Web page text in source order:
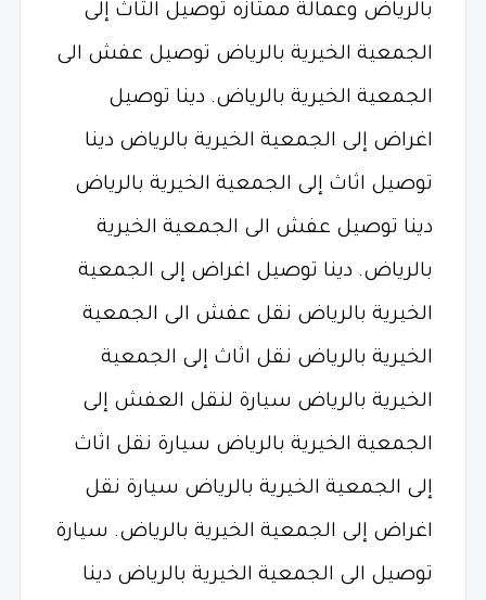
بالرياض وعمالة ممتازه توصيل الثاث إلى
الجمعية الخيرية بالرياض توصيل عفش الى
الجمعية الخيرية بالرياض. دينا توصيل
اغراض إلى الجمعية الخيرية بالرياض دينا
توصيل اثاث إلى الجمعية الخيرية بالرياض
دينا توصيل عفش الى الجمعية الخيرية
بالرياض. دينا توصيل اغراض إلى الجمعية
الخيرية بالرياض نقل عفش الى الجمعية
الخيرية بالرياض نقل اثاث إلى الجمعية
الخيرية بالرياض سيارة لنقل العفش إلى
الجمعية الخيرية بالرياض سيارة نقل اثاث
إلى الجمعية الخيرية بالرياض سيارة نقل
اغراض إلى الجمعية الخيرية بالرياض. سيارة
توصيل الى الجمعية الخيرية بالرياض دينا